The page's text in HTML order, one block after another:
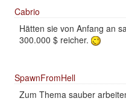
Cabrio
Hätten sie von Anfang an
300.000 $ reicher.
SpawnFromHell
Zum Thema sauber